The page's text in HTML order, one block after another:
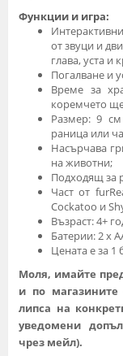
Функции и игра:
от звуци и
глава, уста и
Погалване и
Време за
коремчето
Размер: 9
раница или
Насърчава
на животни;
Подходящ за
Част от
Cockatoo и
Възраст: 4+
Батерии: 2 x
Цената е за 1
Моля, имайте
и по
липса на
уведомени
чрез мейл).